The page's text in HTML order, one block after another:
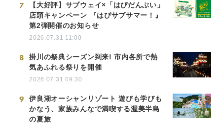
7
【大好評】サブウェイ×「はぴだんぶい」
店頭キャンペーン 『はぴサブサマー！』
第2弾開催のお知らせ
2026.07.31 11:00
8
掛川の祭典シーズン到来! 市内各所で熱
気あふれる祭りを開催
2026.07.31 09:30
9
伊良湖オーシャンリゾート 遊びも学びも
かなう、家族みんなで満喫する渥美半島
の夏旅